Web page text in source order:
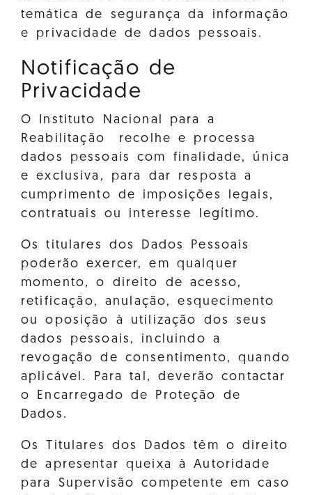
temática de segurança da informação
e privacidade de dados pessoais.
Notificação de
Privacidade
O Instituto Nacional para a
Reabilitação recolhe e processa
dados pessoais com finalidade, única
e exclusiva, para dar resposta a
cumprimento de imposições legais,
contratuais ou interesse legítimo.
Os titulares dos Dados Pessoais
poderão exercer, em qualquer
momento, o direito de acesso,
retificação, anulação, esquecimento
ou oposição à utilização dos seus
dados pessoais, incluindo a
revogação de consentimento, quando
aplicável. Para tal, deverão contactar
o Encarregado de Proteção de
Dados.
Os Titulares dos Dados têm o direito
de apresentar queixa à Autoridade
para Supervisão competente em caso